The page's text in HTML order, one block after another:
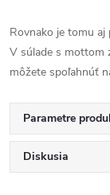
Rovnako je tomu aj
V súlade s mottom
môžete spoľahnúť
Parametre
Diskusia